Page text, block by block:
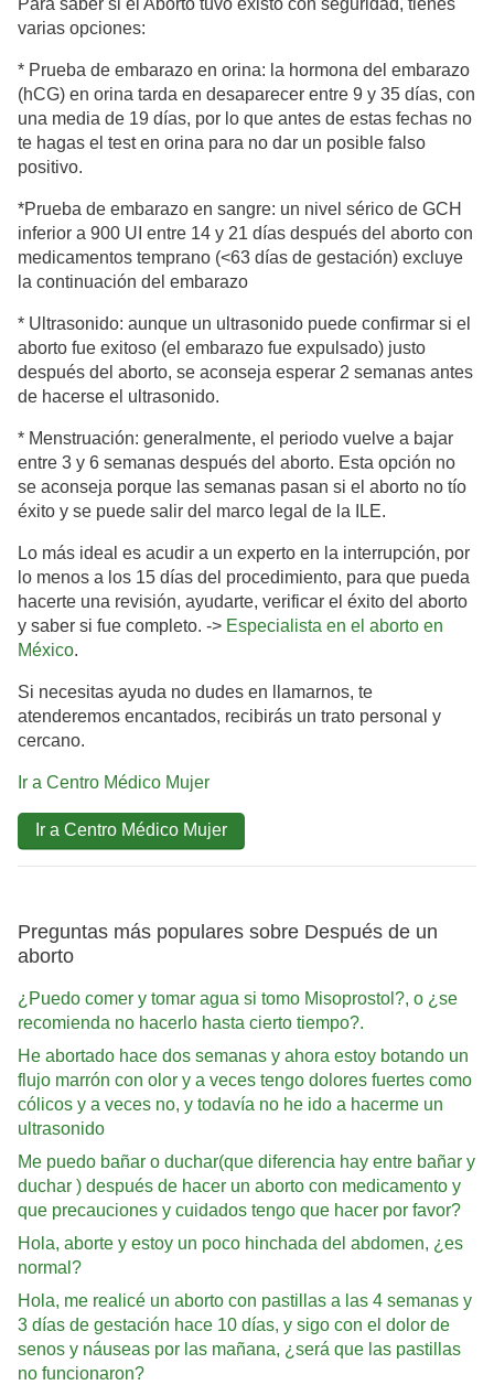
Para saber si el Aborto tuvo existo con seguridad, tienes
varias opciones:
* Prueba de embarazo en orina: la hormona del embarazo
(hCG) en orina tarda en desaparecer entre 9 y 35 días, con
una media de 19 días, por lo que antes de estas fechas no
te hagas el test en orina para no dar un posible falso
positivo.
*Prueba de embarazo en sangre: un nivel sérico de GCH
inferior a 900 UI entre 14 y 21 días después del aborto con
medicamentos temprano (<63 días de gestación) excluye
la continuación del embarazo
* Ultrasonido: aunque un ultrasonido puede confirmar si el
aborto fue exitoso (el embarazo fue expulsado) justo
después del aborto, se aconseja esperar 2 semanas antes
de hacerse el ultrasonido.
* Menstruación: generalmente, el periodo vuelve a bajar
entre 3 y 6 semanas después del aborto. Esta opción no
se aconseja porque las semanas pasan si el aborto no tío
éxito y se puede salir del marco legal de la ILE.
Lo más ideal es acudir a un experto en la interrupción, por
lo menos a los 15 días del procedimiento, para que pueda
hacerte una revisión, ayudarte, verificar el éxito del aborto
y saber si fue completo. -> Especialista en el aborto en
México.
Si necesitas ayuda no dudes en llamarnos, te
atenderemos encantados, recibirás un trato personal y
cercano.
Ir a Centro Médico Mujer
Ir a Centro Médico Mujer
Preguntas más populares sobre Después de un
aborto
¿Puedo comer y tomar agua si tomo Misoprostol?, o ¿se
recomienda no hacerlo hasta cierto tiempo?.
He abortado hace dos semanas y ahora estoy botando un
flujo marrón con olor y a veces tengo dolores fuertes como
cólicos y a veces no, y todavía no he ido a hacerme un
ultrasonido
Me puedo bañar o duchar(que diferencia hay entre bañar y
duchar ) después de hacer un aborto con medicamento y
que precauciones y cuidados tengo que hacer por favor?
Hola, aborte y estoy un poco hinchada del abdomen, ¿es
normal?
Hola, me realicé un aborto con pastillas a las 4 semanas y
3 días de gestación hace 10 días, y sigo con el dolor de
senos y náuseas por las mañana, ¿será que las pastillas
no funcionaron?